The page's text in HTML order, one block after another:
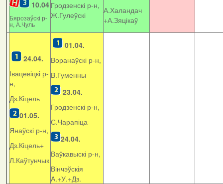
10.04
Бярозаўскі р-
н, А.Чуль
Гродзенскі р-н,
Ж.Гулеўскі
А.Халандач
+А.Зяцікаў
24.04.
Івацевіцкі р-
н,
Дз.Кіцель
01.05.
Янаўскі р-н,
Дз.Кіцель+
Л.Каўтунчык
01.04.
Воранаўскі р-н,
В.Гуменны
23.04.
Гродзенскі р-н,
С.Чарапіца
24.04.
Ваўкавыскі р-н,
Вінчэўскія
А.+У.+Дз.